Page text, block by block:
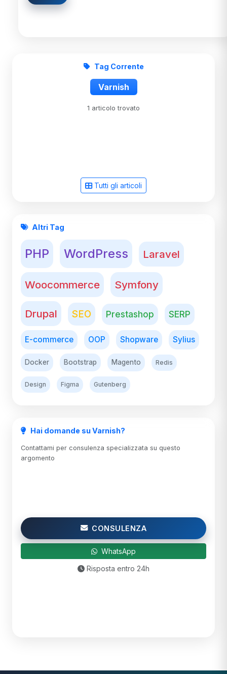
Tag Corrente
Varnish
1 articolo trovato
Tutti gli articoli
Altri Tag
PHP WordPress Laravel
Woocommerce Symfony
Drupal SEO Prestashop SERP
E-commerce OOP Shopware Sylius
Docker Bootstrap Magento Redis
Design Figma Gutenberg
Hai domande su Varnish?
Contattami per consulenza specializzata su questo
argomento
CONSULENZA
WhatsApp
Risposta entro 24h